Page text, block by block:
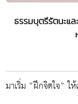
ธรรมบุตรีรัตนะแ
มาเริ่ม “ฝึกจิตใจ” ใ